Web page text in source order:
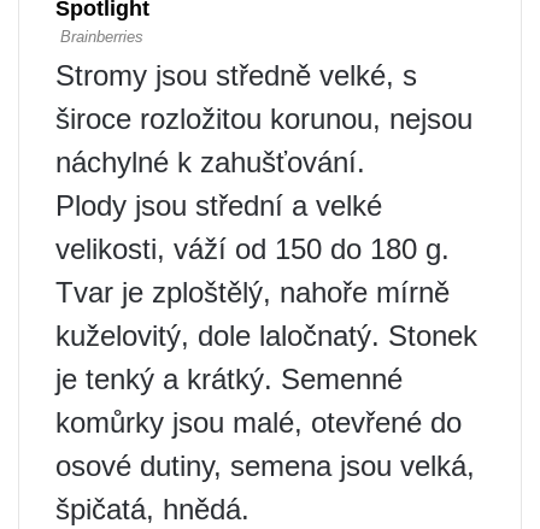
Stromy jsou středně velké, s
široce rozložitou korunou, nejsou
náchylné k zahušťování.
Plody jsou střední a velké
velikosti, váží od 150 do 180 g.
Tvar je zploštělý, nahoře mírně
kuželovitý, dole laločnatý. Stonek
je tenký a krátký. Semenné
komůrky jsou malé, otevřené do
osové dutiny, semena jsou velká,
špičatá, hnědá.